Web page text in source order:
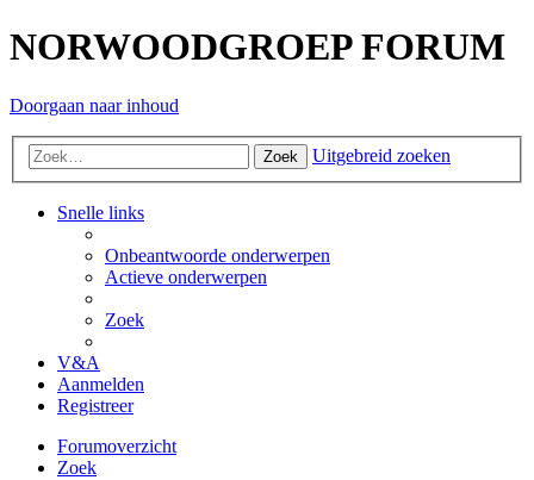
NORWOODGROEP FORUM
Doorgaan naar inhoud
Zoek Uitgebreid zoeken
Snelle links
Onbeantwoorde onderwerpen
Actieve onderwerpen
Zoek
V&A
Aanmelden
Registreer
Forumoverzicht
Zoek